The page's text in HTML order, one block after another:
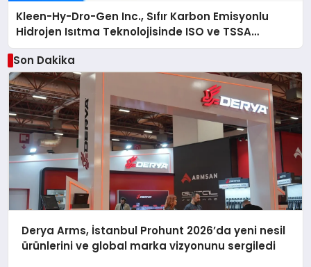
Kleen-Hy-Dro-Gen Inc., Sıfır Karbon Emisyonlu
Hidrojen Isıtma Teknolojisinde ISO ve TSSA
Düzenleyici Onaylarını Aldı
Son Dakika
Derya Arms, İstanbul Prohunt 2026’da yeni nesil
ürünlerini ve global marka vizyonunu sergiledi